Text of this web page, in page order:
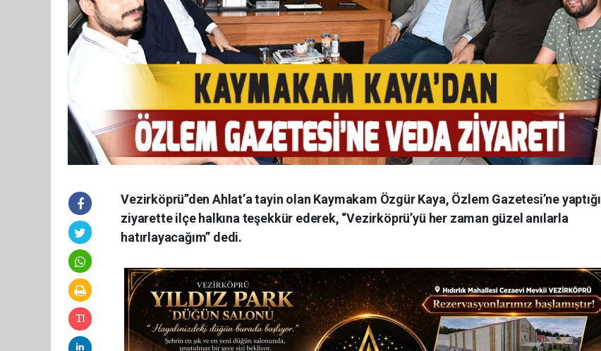
Vezirköprü’’den Ahlat’a tayin olan Kaymakam Özgür Kaya, Özlem Gazetesi’ne yaptığı
ziyarette ilçe halkına teşekkür ederek, “Vezirköprü’yü her zaman güzel anılarla
hatırlayacağım” dedi.